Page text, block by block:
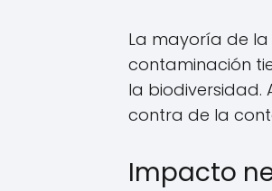
La mayoría de
contaminación
la biodiversidad.
contra de la
Impacto